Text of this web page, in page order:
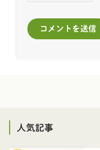
人気記事